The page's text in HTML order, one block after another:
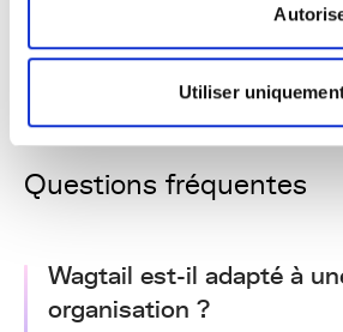
Utiliser
Kern4Good - Appel à
2025
Questions fréquentes
Wagtail est-il adapté à
organisation ?